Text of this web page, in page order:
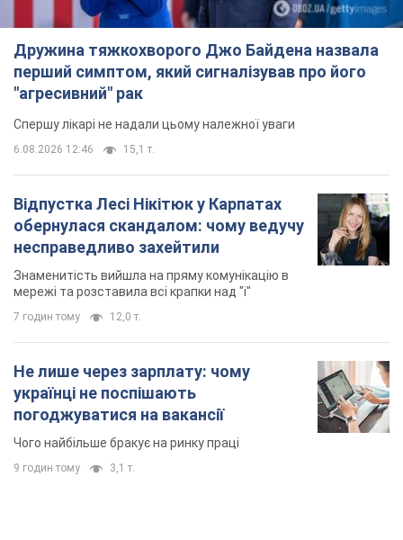
Дружина тяжкохворого Джо Байдена назвала
перший симптом, який сигналізував про його
"агресивний" рак
Спершу лікарі не надали цьому належної уваги
6.08.2026 12:46 15,1 т.
Відпустка Лесі Нікітюк у Карпатах
обернулася скандалом: чому ведучу
несправедливо захейтили
Знаменитість вийшла на пряму комунікацію в
мережі та розставила всі крапки над "і"
7 годин тому 12,0 т.
Не лише через зарплату: чому
українці не поспішають
погоджуватися на вакансії
Чого найбільше бракує на ринку праці
9 годин тому 3,1 т.